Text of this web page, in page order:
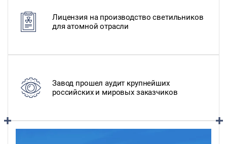
Лицензия на производство светильников
для атомной отрасли
Завод прошел аудит крупнейших
российских и мировых заказчиков